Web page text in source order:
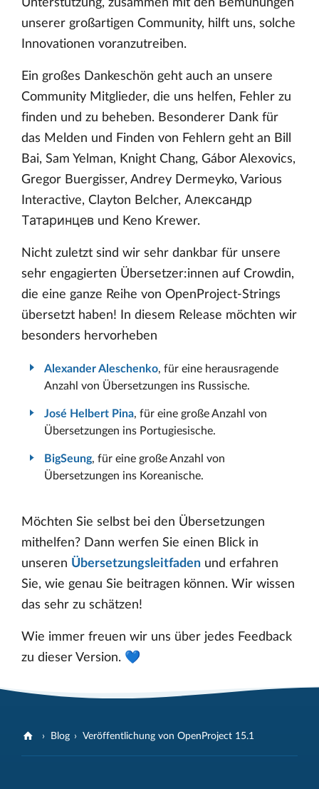
Unterstützung, zusammen mit den Bemühungen
unserer großartigen Community, hilft uns, solche
Innovationen voranzutreiben.
Ein großes Dankeschön geht auch an unsere
Community Mitglieder, die uns helfen, Fehler zu
finden und zu beheben. Besonderer Dank für
das Melden und Finden von Fehlern geht an Bill
Bai, Sam Yelman, Knight Chang, Gábor Alexovics,
Gregor Buergisser, Andrey Dermeyko, Various
Interactive, Clayton Belcher, Александр
Татаринцев und Keno Krewer.
Nicht zuletzt sind wir sehr dankbar für unsere
sehr engagierten Übersetzer:innen auf Crowdin,
die eine ganze Reihe von OpenProject-Strings
übersetzt haben! In diesem Release möchten wir
besonders hervorheben
Alexander Aleschenko, für eine herausragende
Anzahl von Übersetzungen ins Russische.
José Helbert Pina, für eine große Anzahl von
Übersetzungen ins Portugiesische.
BigSeung, für eine große Anzahl von
Übersetzungen ins Koreanische.
Möchten Sie selbst bei den Übersetzungen
mithelfen? Dann werfen Sie einen Blick in
unseren Übersetzungsleitfaden und erfahren
Sie, wie genau Sie beitragen können. Wir wissen
das sehr zu schätzen!
Wie immer freuen wir uns über jedes Feedback
zu dieser Version. 💙
Blog Veröffentlichung von OpenProject 15.1